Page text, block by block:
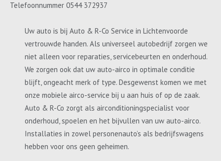
Telefoonnummer 0544 372937
Uw auto is bij Auto & R-Co Service in Lichtenvoorde
vertrouwde handen. Als universeel autobedrijf zorgen we
niet alleen voor reparaties, servicebeurten en onderhoud.
We zorgen ook dat uw auto-airco in optimale conditie
blijft, ongeacht merk of type. Desgewenst komen we met
onze mobiele airco-service bij u aan huis of op de zaak.
Auto & R-Co zorgt als airconditioningspecialist voor
onderhoud, spoelen en het bijvullen van uw auto-airco.
Installaties in zowel personenauto’s als bedrijfswagens
hebben voor ons geen geheimen.